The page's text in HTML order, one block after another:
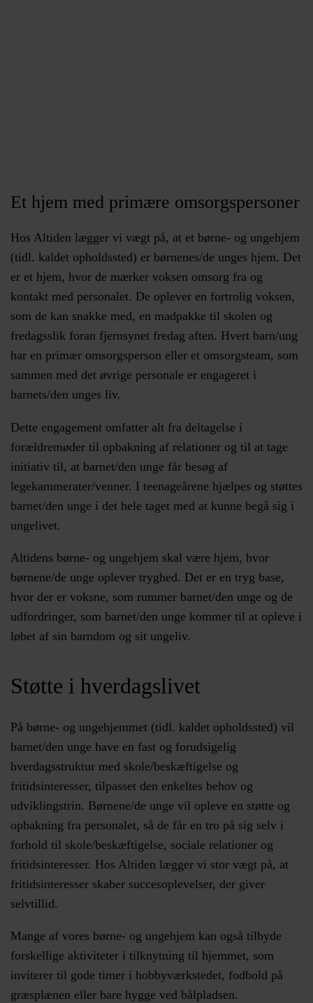
Et hjem med primære omsorgspersoner
Hos Altiden lægger vi vægt på, at et børne- og ungehjem
(tidl. kaldet opholdssted) er børnenes/de unges hjem. Det
er et hjem, hvor de mærker voksen omsorg fra og
kontakt med personalet. De oplever en fortrolig voksen,
som de kan snakke med, en madpakke til skolen og
fredagsslik foran fjernsynet fredag aften. Hvert barn/ung
har en primær omsorgsperson eller et omsorgsteam, som
sammen med det øvrige personale er engageret i
barnets/den unges liv.
Dette engagement omfatter alt fra deltagelse i
forældremøder til opbakning af relationer og til at tage
initiativ til, at barnet/den unge får besøg af
legekammerater/venner. I teenageårene hjælpes og støttes
barnet/den unge i det hele taget med at kunne begå sig i
ungelivet.
Altidens børne- og ungehjem skal være hjem, hvor
børnene/de unge oplever tryghed. Det er en tryg base,
hvor der er voksne, som rummer barnet/den unge og de
udfordringer, som barnet/den unge kommer til at opleve i
løbet af sin barndom og sit ungeliv.
Støtte i hverdagslivet
På børne- og ungehjemmet (tidl. kaldet opholdssted) vil
barnet/den unge have en fast og forudsigelig
hverdagsstruktur med skole/beskæftigelse og
fritidsinteresser, tilpasset den enkeltes behov og
udviklingstrin. Børnene/de unge vil opleve en støtte og
opbakning fra personalet, så de får en tro på sig selv i
forhold til skole/beskæftigelse, sociale relationer og
fritidsinteresser. Hos Altiden lægger vi stor vægt på, at
fritidsinteresser skaber succesoplevelser, der giver
selvtillid.
Mange af vores børne- og ungehjem kan også tilbyde
forskellige aktiviteter i tilknytning til hjemmet, som
inviterer til gode timer i hobbyværkstedet, fodbold på
græsplænen eller bare hygge ved bålpladsen.